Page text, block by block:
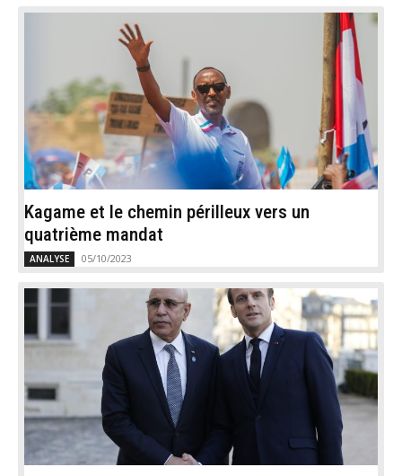
Kagame et le chemin périlleux vers un
quatrième mandat
ANALYSE 05/10/2023